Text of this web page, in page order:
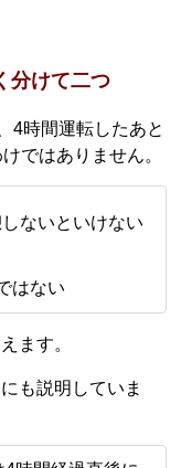
分けて二つ
4時間運転したあと
ではありません。
ないといけない
はない
ます。
も説明していま